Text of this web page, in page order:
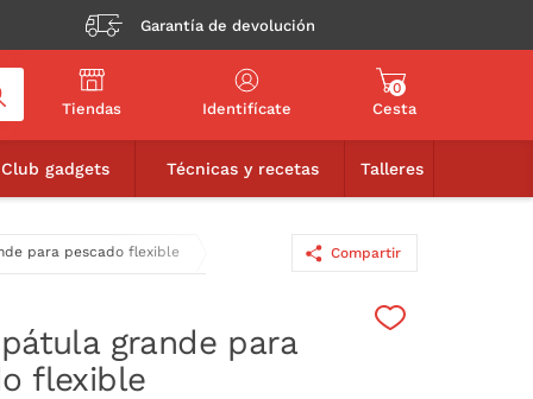
Garantía de devolución
Tiendas Identifícate
0
Cesta
Club gadgets Técnicas y recetas Talleres
para pescado flexible
grande para
flexible
Compartir